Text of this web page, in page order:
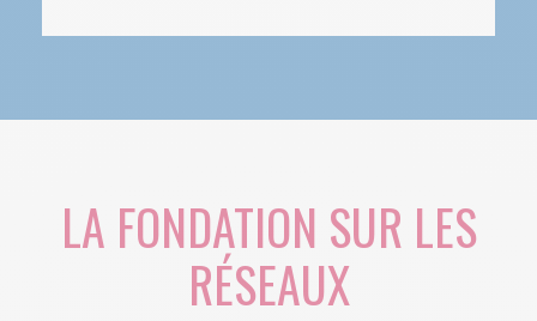
LA FONDATION SUR LES
RÉSEAUX